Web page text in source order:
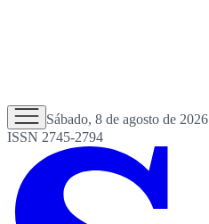
Sábado, 8 de agosto de 2026
ISSN 2745-2794